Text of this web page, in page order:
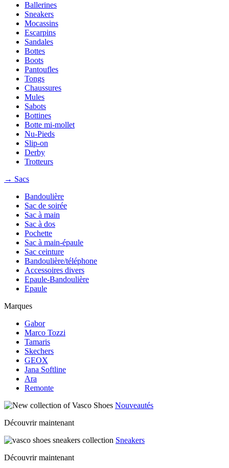
Ballerines
Sneakers
Mocassins
Escarpins
Sandales
Bottes
Boots
Pantoufles
Tongs
Chaussures
Mules
Sabots
Bottines
Botte mi-mollet
Nu-Pieds
Slip-on
Derby
Trotteurs
→ Sacs
Bandoulière
Sac de soirée
Sac à main
Sac à dos
Pochette
Sac à main-épaule
Sac ceinture
Bandoulière/téléphone
Accessoires divers
Epaule-Bandoulière
Epaule
Marques
Gabor
Marco Tozzi
Tamaris
Skechers
GEOX
Jana Softline
Ara
Remonte
Nouveautés
Découvrir maintenant
Sneakers
Découvrir maintenant